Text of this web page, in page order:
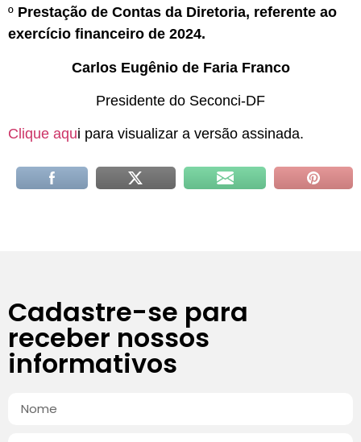
º Prestação de Contas da Diretoria, referente ao
exercício financeiro de 2024.
Carlos Eugênio de Faria Franco
Presidente do Seconci-DF
Clique aqui para visualizar a versão assinada.
Cadastre-se para
receber nossos
informativos